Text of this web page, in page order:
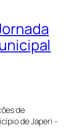
de
de Japeri -